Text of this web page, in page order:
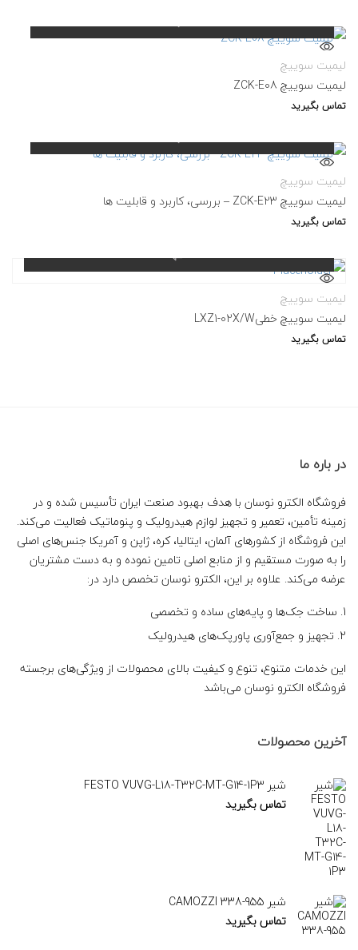
لیمیت سوییچ
لیمیت سوییچ ZCK-E08
تماس بگیرید
لیمیت سوییچ
لیمیت سوییچ ZCK-E23 – بررسی، کاربرد و قابلیت ها
تماس بگیرید
لیمیت سوییچ
لیمیت سوییچ خطیLXZ1-02X/W
تماس بگیرید
در باره ما
فروشگاه الکترو نوسان با هدف بهبود صنعت ایران تأسیس شده و در
زمینه تأمین، تعمیر و تجهیز لوازم هیدرولیک و پنوماتیک فعالیت می‌کند.
این فروشگاه از کشورهای آلمان، ایتالیا، کره، ژاپن و آمریکا جنس‌های اصلی
را به صورت مستقیم و از منابع اصلی تامین نموده و به دست مشتریان
عرضه می‌کند. علاوه بر این، الکترو نوسان تخصص دارد در:
ساخت جک‌ها و پایه‌های ساده و تخصصی
تجهیز و جمع‌آوری پاورپک‌های هیدرولیک
این خدمات متنوع، تنوع و کیفیت بالای محصولات از ویژگی‌های برجسته
فروشگاه الکترو نوسان می‌باشد
آخرین محصولات
شیر FESTO VUVG-L18-T32C-MT-G14-1P3
تماس بگیرید
شیر CAMOZZI 338-955
تماس بگیرید